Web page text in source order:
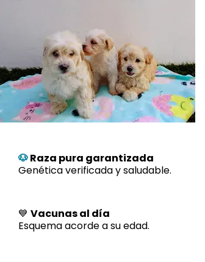
🐶Raza pura garantizada
Genética verificada y saludable.
💙 Vacunas al día
Esquema acorde a su edad.